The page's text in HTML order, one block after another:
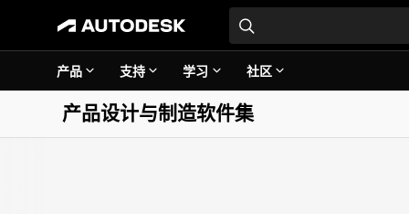
产品 支持 学习 社区
产品设计与制造软件集